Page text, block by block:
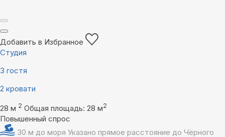
Добавить в Избранное
Студия
3 гостя
2 кровати
28 м 2 Общая площадь: 28 м2
Повышенный спрос
30 м до моря Указано прямое расстояние до Чёрного